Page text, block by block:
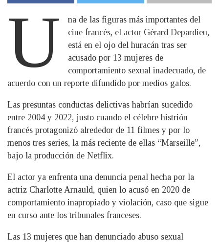
U
na de las figuras más importantes del
cine francés, el actor Gérard Depardieu,
está en el ojo del huracán tras ser
acusado por 13 mujeres de
comportamiento sexual inadecuado, de
acuerdo con un reporte difundido por medios galos.
Las presuntas conductas delictivas habrían sucedido
entre 2004 y 2022, justo cuando el célebre histrión
francés protagonizó alrededor de 11 filmes y por lo
menos tres series, la más reciente de ellas “Marseille”,
bajo la producción de Netflix.
El actor ya enfrenta una denuncia penal hecha por la
actriz Charlotte Arnauld, quien lo acusó en 2020 de
comportamiento inapropiado y violación, caso que sigue
en curso ante los tribunales franceses.
Las 13 mujeres que han denunciado abuso sexual